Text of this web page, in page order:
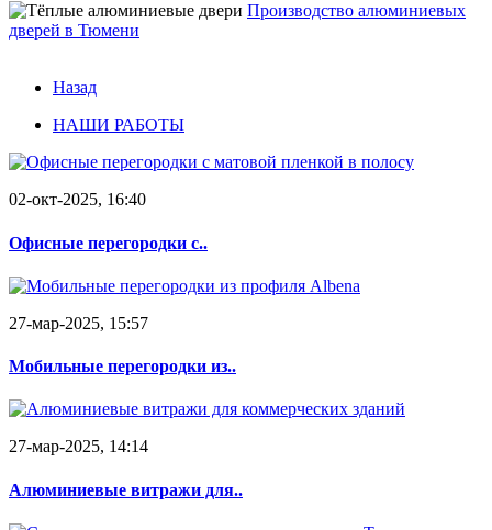
Производство алюминиевых
дверей в Тюмени
Назад
НАШИ РАБОТЫ
02-окт-2025, 16:40
Офисные перегородки с..
27-мар-2025, 15:57
Мобильные перегородки из..
27-мар-2025, 14:14
Алюминиевые витражи для..